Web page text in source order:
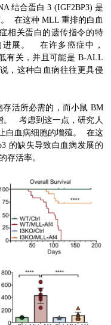
结合蛋白 3 (IGF2BP3) 是
在这种 MLL 重排的白血
相关蛋白的遗传指令的特
进展。 在许多癌症中，
有关，并且可能是 B-ALL
，这种白血病往往更具侵
活所必需的，而小鼠 BM
。 考虑到这一点，研究人
白血病细胞的增殖。 在这
的缺失导致白血病发展的
存活率。